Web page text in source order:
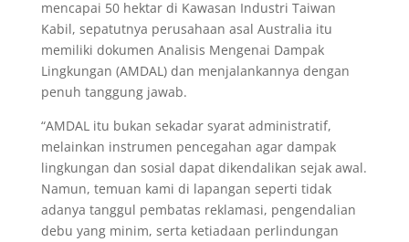
mencapai 50 hektar di Kawasan Industri Taiwan
Kabil, sepatutnya perusahaan asal Australia itu
memiliki dokumen Analisis Mengenai Dampak
Lingkungan (AMDAL) dan menjalankannya dengan
penuh tanggung jawab.
“AMDAL itu bukan sekadar syarat administratif,
melainkan instrumen pencegahan agar dampak
lingkungan dan sosial dapat dikendalikan sejak awal.
Namun, temuan kami di lapangan seperti tidak
adanya tanggul pembatas reklamasi, pengendalian
debu yang minim, serta ketiadaan perlindungan